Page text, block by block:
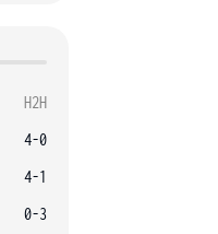
H2H
4-0
4-1
0-3